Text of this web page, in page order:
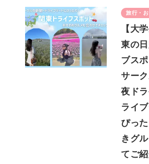
旅行・
【大
東の
ブス
サー
夜ド
ライ
ぴっ
きグ
てご